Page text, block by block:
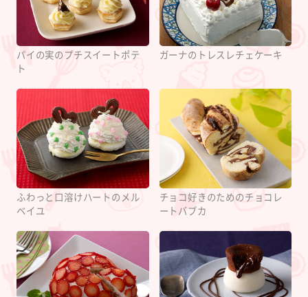
パイの実のプチスイートポテ
ト
ガーナのトレスレチェケーキ
ふわっと口溶けハートのメル
ベイユ
チョコ好きのためのチョコレ
ートバブカ